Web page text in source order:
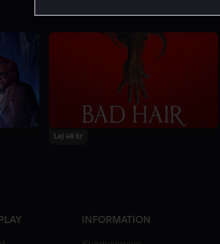
Lej 49 kr
INFORMATION